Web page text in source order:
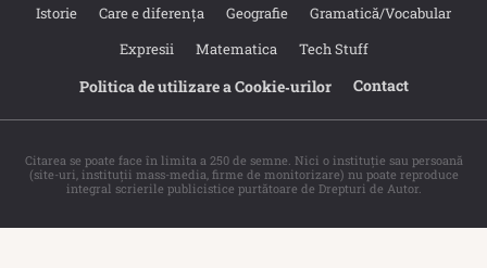
Istorie Care e diferența Geografie
Gramatică/Vocabular
Expresii
Matematica Tech Stuff
Politica de utilizare a Cookie‐urilor Contact
Citarea se poate face în limita a 250 de semne. Nici o instituţie sau persoană
(site-uri, instituţii mass-media, firme de monitorizare) nu poate reproduce
integral scrierile publicistice purtătoare de Drepturi de Autor.